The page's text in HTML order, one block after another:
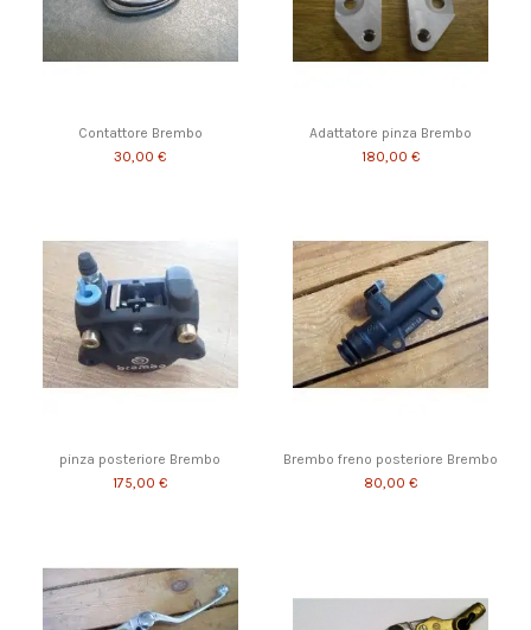
Contattore Brembo
30,00 €
Adattatore pinza Brembo
180,00 €
pinza posteriore Brembo
175,00 €
Brembo freno posteriore Brembo
80,00 €